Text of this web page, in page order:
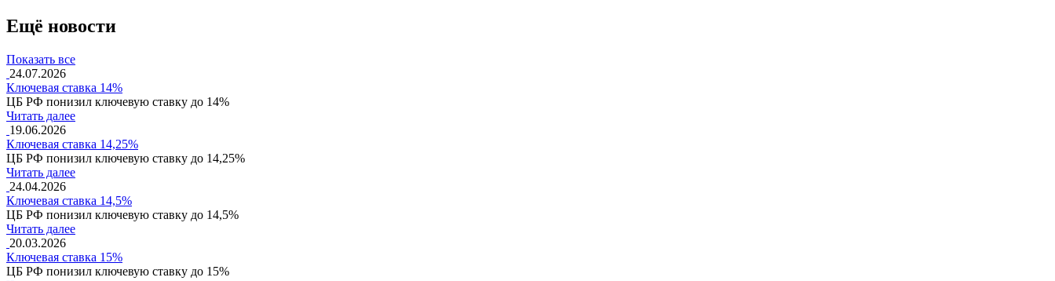
Ещё новости
Показать все
24.07.2026
Ключевая ставка 14%
ЦБ РФ понизил ключевую ставку до 14%
Читать далее
19.06.2026
Ключевая ставка 14,25%
ЦБ РФ понизил ключевую ставку до 14,25%
Читать далее
24.04.2026
Ключевая ставка 14,5%
ЦБ РФ понизил ключевую ставку до 14,5%
Читать далее
20.03.2026
Ключевая ставка 15%
ЦБ РФ понизил ключевую ставку до 15%